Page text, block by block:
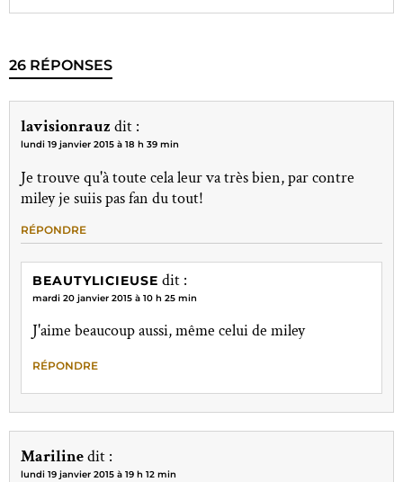
26 RÉPONSES
lavisionrauz dit :
lundi 19 janvier 2015 à 18 h 39 min
Je trouve qu'à toute cela leur va très bien, par contre
miley je suiis pas fan du tout!
RÉPONDRE
BEAUTYLICIEUSE dit :
mardi 20 janvier 2015 à 10 h 25 min
J'aime beaucoup aussi, même celui de miley
RÉPONDRE
Marilinedit :
lundi 19 janvier 2015 à 19 h 12 min